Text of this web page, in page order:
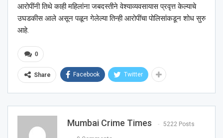
आरोपींनी तिथे काही महिलांना जबदस्तीने वेश्याव्यवसायास प्रवृत्त केल्याचे
उघडकीस आले असून पळून गेलेल्या तिन्ही आरोपींचा पोलिसांकडून शोध सुरु
आहे.
0
Share Facebook Twitter
Mumbai Crime Times 5222 Posts